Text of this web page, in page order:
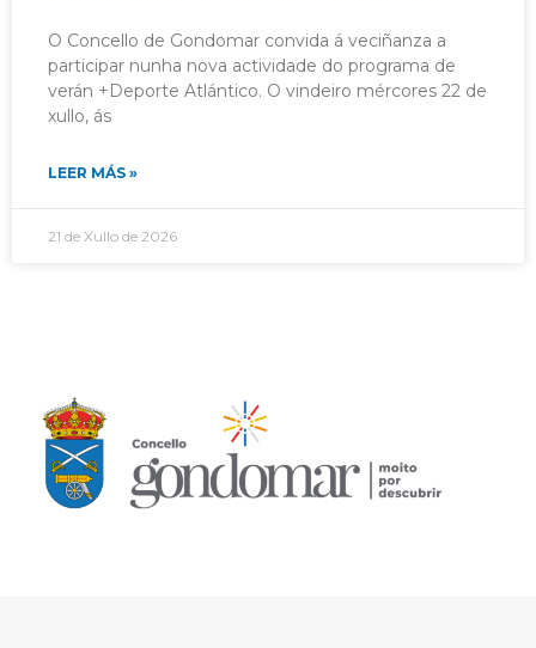
O Concello de Gondomar convida á veciñanza a
participar nunha nova actividade do programa de
verán +Deporte Atlántico. O vindeiro mércores 22 de
xullo, ás
LEER MÁS »
21 de Xullo de 2026